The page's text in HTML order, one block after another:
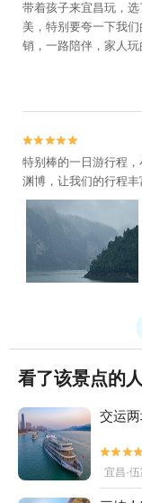
带着孩子来宜昌玩，
美，特别要夸一下我
销，一路陪伴，家人


特别棒的一日游行程
渊博，让我们的行程丰
看了该景点的
交运
宜昌·